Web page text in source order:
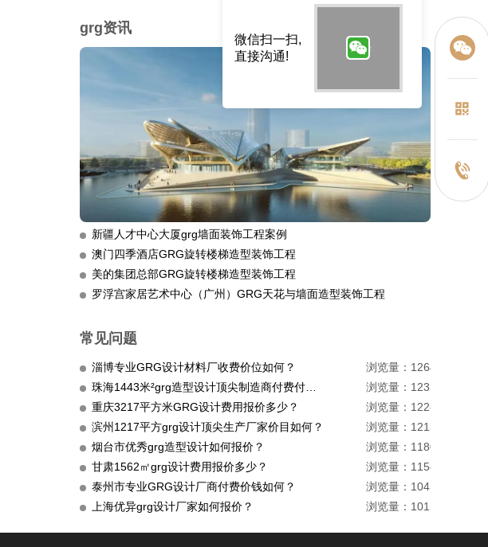
grg资讯
新疆人才中心大厦grg墙面装饰工程案例
澳门四季酒店GRG旋转楼梯造型装饰工程
美的集团总部GRG旋转楼梯造型装饰工程
罗浮宫家居艺术中心（广州）GRG天花与墙面造型装饰工程
常见问题
淄博专业GRG设计材料厂收费价位如何？
浏览量：1264
浏览量：1233
重庆3217平方米GRG设计费用报价多少？
浏览量：1228
滨州1217平方grg设计顶尖生产厂家价目如何？
浏览量：1213
烟台市优秀grg造型设计如何报价？
浏览量：1180
甘肃1562㎡grg设计费用报价多少？
浏览量：1158
泰州市专业GRG设计厂商付费价钱如何？
浏览量：1045
上海优异grg设计厂家如何报价？
浏览量：1015
微信扫一扫,
直接沟通!